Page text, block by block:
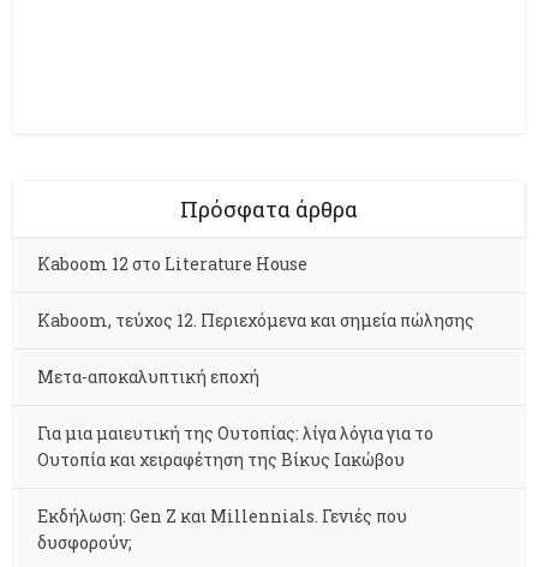
Πρόσφατα άρθρα
Kaboom 12 στο Literature House
Kaboom, τεύχος 12. Περιεχόμενα και σημεία πώλησης
Μετα-αποκαλυπτική εποχή
Για μια μαιευτική της Ουτοπίας: λίγα λόγια για το
Ουτοπία και χειραφέτηση της Βίκυς Ιακώβου
Εκδήλωση: Gen Z και Millennials. Γενιές που
δυσφορούν;